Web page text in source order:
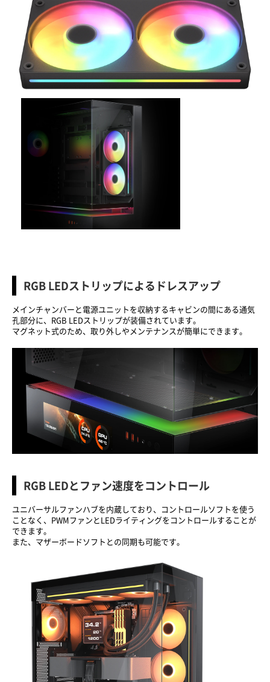
RGB LED ストリップによるドレスアップ
メインチャンバーと電源ユニットを収納するキャビンの間にある通気
孔部分に、RGB LEDストリップが装備されています。
マグネット式のため、取り外しやメンテナンスが簡単にできます。
RGB LED とファン速度をコントロール
ユニバーサルファンハブを内蔵しており、コントロールソフトを使う
ことなく、PWMファンとLEDライティングをコントロールすることが
できます。
また、マザーボードソフトとの同期も可能です。